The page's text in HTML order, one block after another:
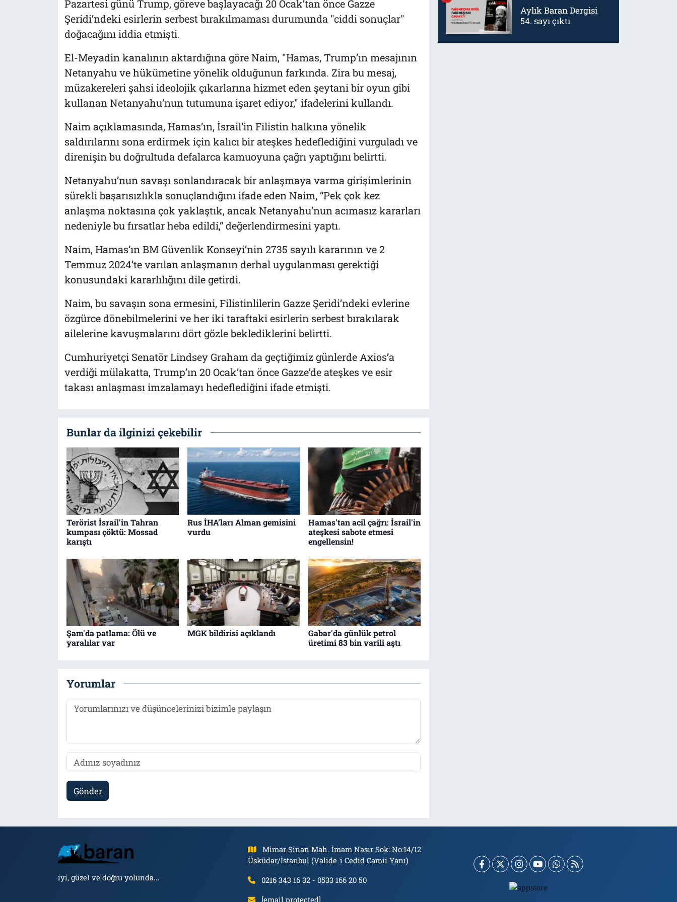
Pazartesi günü Trump, göreve başlayacağı 20 Ocak’tan önce Gazze
Şeridi’ndeki esirlerin serbest bırakılmaması durumunda "ciddi sonuçlar"
doğacağını iddia etmişti.
El-Meyadin kanalının aktardığına göre Naim, "Hamas, Trump’ın mesajının
Netanyahu ve hükümetine yönelik olduğunun farkında. Zira bu mesaj,
müzakereleri şahsi ideolojik çıkarlarına hizmet eden şeytani bir oyun gibi
kullanan Netanyahu’nun tutumuna işaret ediyor," ifadelerini kullandı.
Naim açıklamasında, Hamas’ın, İsrail’in Filistin halkına yönelik
saldırılarını sona erdirmek için kalıcı bir ateşkes hedeflediğini vurguladı ve
direnişin bu doğrultuda defalarca kamuoyuna çağrı yaptığını belirtti.
Netanyahu’nun savaşı sonlandıracak bir anlaşmaya varma girişimlerinin
sürekli başarısızlıkla sonuçlandığını ifade eden Naim, “Pek çok kez
anlaşma noktasına çok yaklaştık, ancak Netanyahu’nun acımasız kararları
nedeniyle bu fırsatlar heba edildi,” değerlendirmesini yaptı.
Naim, Hamas’ın BM Güvenlik Konseyi’nin 2735 sayılı kararının ve 2
Temmuz 2024’te varılan anlaşmanın derhal uygulanması gerektiği
konusundaki kararlılığını dile getirdi.
Naim, bu savaşın sona ermesini, Filistinlilerin Gazze Şeridi’ndeki evlerine
özgürce dönebilmelerini ve her iki taraftaki esirlerin serbest bırakılarak
ailelerine kavuşmalarını dört gözle beklediklerini belirtti.
Cumhuriyetçi Senatör Lindsey Graham da geçtiğimiz günlerdeAxios’a
verdiği mülakatta, Trump’ın 20 Ocak’tan önce Gazze’de ateşkes ve esir
takası anlaşması imzalamayı hedeflediğini ifade etmişti.
Bunlar da ilginizi çekebilir
Terörist İsrail'in Tahran
kumpası çöktü: Mossad
karıştı
Rus İHA’ları Alman gemisini
vurdu
Hamas'tan acil çağrı: İsrail'in
ateşkesi sabote etmesi
engellensin!
Şam'da patlama: Ölü ve
yaralılar var
MGK bildirisi açıklandı
Gabar'da günlük petrol
üretimi 83 bin varili aştı
Yorumlar
Gönder
Aylık Baran Dergisi
54. sayı çıktı
iyi, güzel ve doğru yolunda...
Mimar Sinan Mah. İmam Nasır Sok: No:14/12
Üsküdar/İstanbul (Valide-i Cedid Camii Yanı)
0216 343 16 32 - 0533 166 20 50
[email protected]